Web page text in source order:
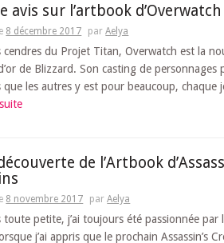
avis sur l’artbook d’Overwatch
8 décembre 2017 parAelya
cendres du Projet Titan, Overwatch est la
de Blizzard. Son casting de personnages
que les autres y est pour beaucoup, chaque
de l’Artbook
8 novembre 2017 parAelya
toute petite, j’ai toujours été passionnée par
j’ai appris que le prochain Assassin’s